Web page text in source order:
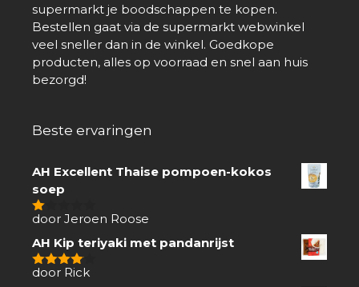
supermarkt je boodschappen te kopen.
Bestellen gaat via de supermarkt webwinkel
veel sneller dan in de winkel. Goedkope
producten, alles op voorraad en snel aan huis
bezorgd!
Beste ervaringen
AH Excellent Thaise pompoen-kokos
soep
1
5
door Jeroen Roose
AH Kip teriyaki met pandanrijst
4van 5
door Rick